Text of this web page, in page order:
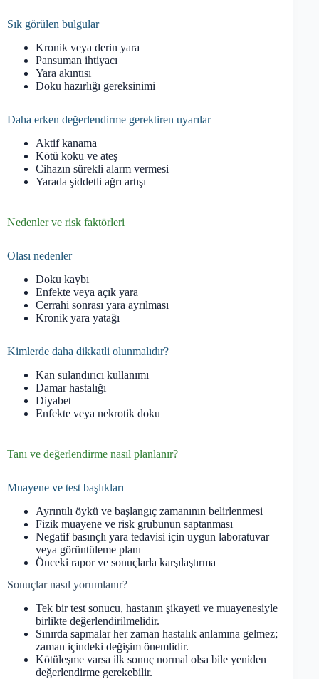
Sık görülen bulgular
Kronik veya derin yara
Pansuman ihtiyacı
Yara akıntısı
Doku hazırlığı gereksinimi
Daha erken değerlendirme gerektiren uyarılar
Aktif kanama
Kötü koku ve ateş
Cihazın sürekli alarm vermesi
Yarada şiddetli ağrı artışı
Nedenler ve risk faktörleri
Olası nedenler
Doku kaybı
Enfekte veya açık yara
Cerrahi sonrası yara ayrılması
Kronik yara yatağı
Kimlerde daha dikkatli olunmalıdır?
Kan sulandırıcı kullanımı
Damar hastalığı
Diyabet
Enfekte veya nekrotik doku
Tanı ve değerlendirme nasıl planlanır?
Muayene ve test başlıkları
Ayrıntılı öykü ve başlangıç zamanının belirlenmesi
Fizik muayene ve risk grubunun saptanması
Negatif basınçlı yara tedavisi için uygun laboratuvar
veya görüntüleme planı
Önceki rapor ve sonuçlarla karşılaştırma
Sonuçlar nasıl yorumlanır?
Tek bir test sonucu, hastanın şikayeti ve muayenesiyle
birlikte değerlendirilmelidir.
Sınırda sapmalar her zaman hastalık anlamına gelmez;
zaman içindeki değişim önemlidir.
Kötüleşme varsa ilk sonuç normal olsa bile yeniden
değerlendirme gerekebilir.